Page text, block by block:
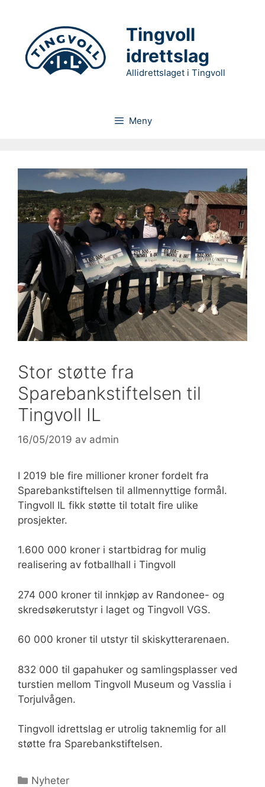
Tingvoll
idrettslag
Allidrettslaget i Tingvoll
Meny
Stor støtte fra
Sparebankstiftelsen til
Tingvoll IL
16/05/2019 av admin
I 2019 ble fire millioner kroner fordelt fra
Sparebankstiftelsen til allmennyttige formål.
Tingvoll IL fikk støtte til totalt fire ulike
prosjekter.
1.600 000 kroner i startbidrag for mulig
realisering av fotballhall i Tingvoll
274 000 kroner til innkjøp av Randonee- og
skredsøkerutstyr i laget og Tingvoll VGS.
60 000 kroner til utstyr til skiskytterarenaen.
832 000 til gapahuker og samlingsplasser ved
turstien mellom Tingvoll Museum og Vasslia i
Torjulvågen.
Tingvoll idrettslag er utrolig taknemlig for all
støtte fra Sparebankstiftelsen.
Kategorier
Nyheter